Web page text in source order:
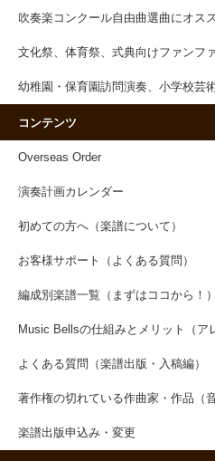
吹奏楽コンクール自由曲選曲にオス
文化祭、体育祭、式典向けファンフ
幼稚園・保育園訪問演奏、小学校芸
コンテンツ
Overseas Order
演奏計画カレンダー
初めての方へ（楽譜について）
お客様サポート（よくある質問）
編成別楽譜一覧（まずはココから！）
Music Bellsの仕組みとメリット（ア
よくある質問（楽譜出版・入稿編）
著作権の切れている作曲家・作品（
楽譜出版申込み・変更